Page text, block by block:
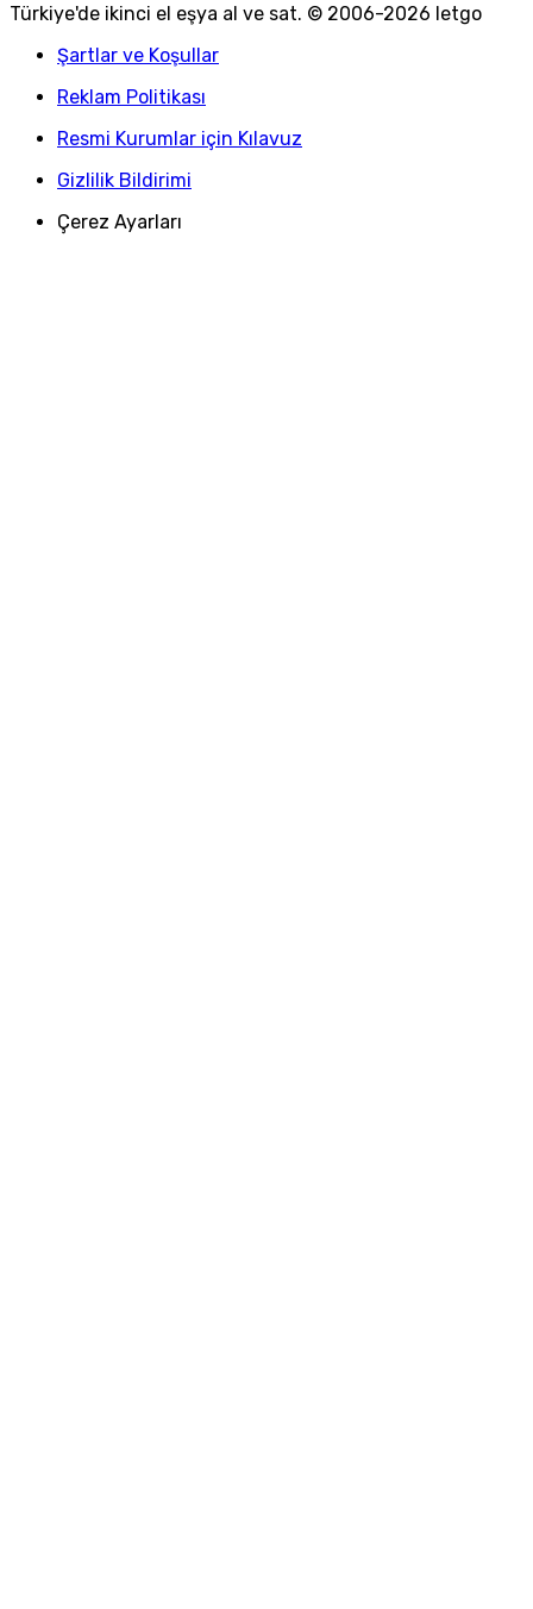
Türkiye'de ikinci el eşya al ve sat. © 2006-2026 letgo
Şartlar ve Koşullar
Reklam Politikası
Resmi Kurumlar için Kılavuz
Gizlilik Bildirimi
Çerez Ayarları